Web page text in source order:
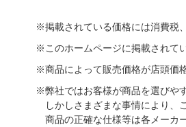
※掲載されている価格には消費税
※このホームページに掲載されて
※商品によって販売価格が店頭価
※弊社ではお客様が商品を選びや
しかしさまざまな事情により、
商品の正確な仕様等は各メーカ